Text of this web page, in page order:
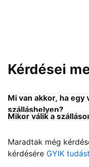
Csatlakozzon
Kérdései
Mi van akkor, ha egy
szálláshelyen?
Mikor válik a
Maradtak még
kérdésére GYIK